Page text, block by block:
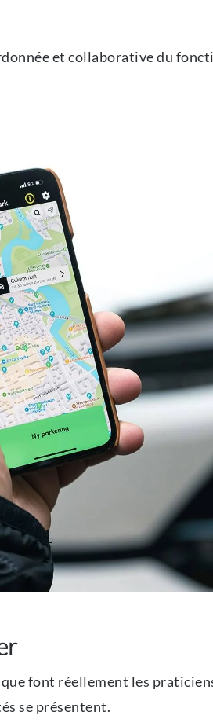
et collaborative du
font réellement les
se présentent.